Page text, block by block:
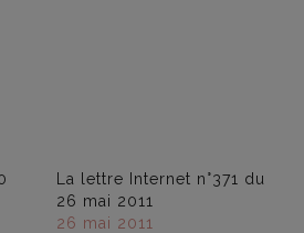
La lettre Internet n°371 du
26 mai 2011
26 mai 2011